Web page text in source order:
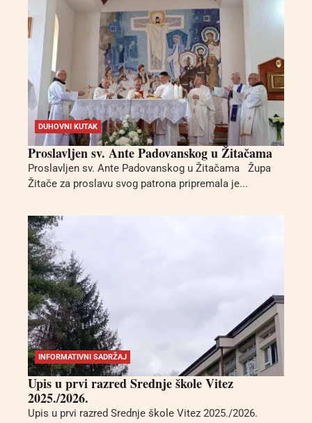
DUHOVNI KUTAK
Proslavljen sv. Ante Padovanskog u Žitačama
Proslavljen sv. Ante Padovanskog u Žitačama Župa
Žitače za proslavu svog patrona pripremala je...
INFORMATIVNI SADRŽAJ
Upis u prvi razred Srednje škole Vitez
2025./2026.
Upis u prvi razred Srednje škole Vitez 2025./2026.